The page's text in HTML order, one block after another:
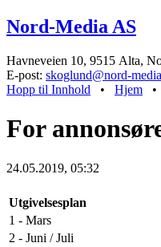
Nord-Media AS
Havneveien 10, 9515 Alta,
E-post: skoglund@nord-
Hopp til Innhold • Hjem •
For
24.05.2019, 05:32
Utgivelsesplan
1 - Mars
2 - Juni / Juli